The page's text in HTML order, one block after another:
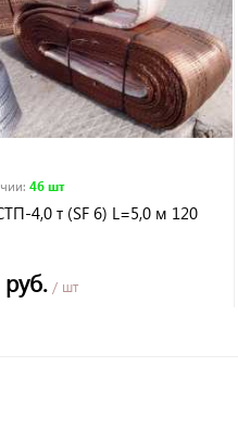
: 46 шт
4,0 т (SF 6) L=5,0 м 120
/ шт